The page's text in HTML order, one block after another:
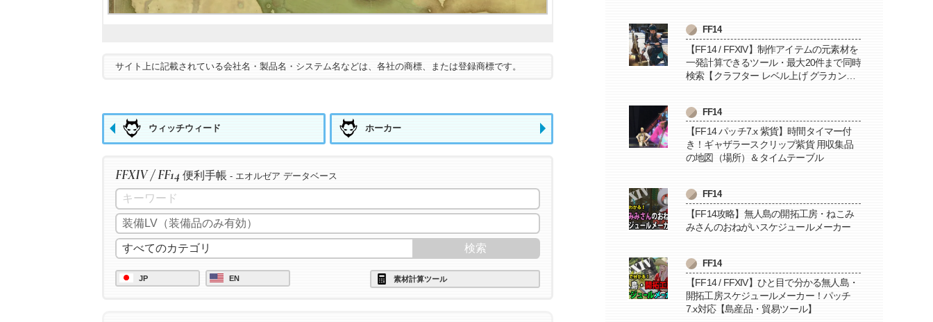
サイト上に記載されている会社名・製品名・システム名などは、各社の商標、または登録商標です。
ウィッチウィード ホーカー
FFXIV / FF14 便利手帳 - エオルゼア データベース
JP EN 素材計算ツール
FF14
【FF14 / FFXIV】制作アイテムの元素材を
一発計算できるツール・最大20件まで同時
検索【クラフター レベル上げ グラカン納
FF14
【FF14 パッチ7.x 紫貨】時間タイマー付
き！ギャザラースクリップ紫貨 用収集品
の地図（場所）＆タイムテーブル
FF14
【FF14攻略】無人島の開拓工房・ねこみ
みさんのおねがいスケジュールメーカー
FF14
【FF14 / FFXIV】ひと目で分かる無人島・
開拓工房スケジュールメーカー！パッチ
7.x対応【島産品・貿易ツール】